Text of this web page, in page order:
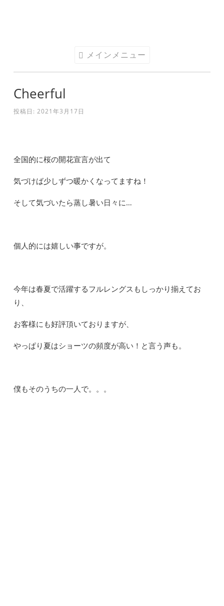
ツ
へ
ス
キ
メインメニュー
Cheerful
投稿日: 2021年3月17日
全国的に桜の開花宣言が出て
気づけば少しずつ暖かくなってますね！
そして気づいたら蒸し暑い日々に…
個人的には嬉しい事ですが。
今年は春夏で活躍するフルレングスもしっかり揃えてお
り、
お客様にも好評頂いておりますが、
やっぱり夏はショーツの頻度が高い！と言う声も。
僕もそのうちの一人で。。。